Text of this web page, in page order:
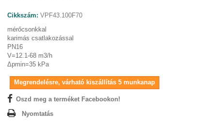
Cikkszám: VPF43.100F70
mérőcsonkkal
karimás csatlakozással
PN16
V=12.1-68 m3/h
Δpmin=35 kPa
Megrendelésre, várható kiszállítás 5 munkanap
Oszd meg a terméket Facebookon!
Nyomtatás